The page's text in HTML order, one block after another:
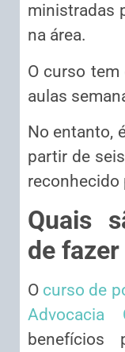
ministradas
na área.
O curso tem
aulas
No entanto,
partir de
reconhecido
Quais
de
O curso de
Advocacia
benefícios